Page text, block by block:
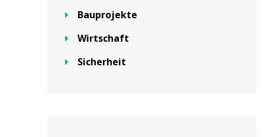
Bauprojekte
Wirtschaft
Sicherheit